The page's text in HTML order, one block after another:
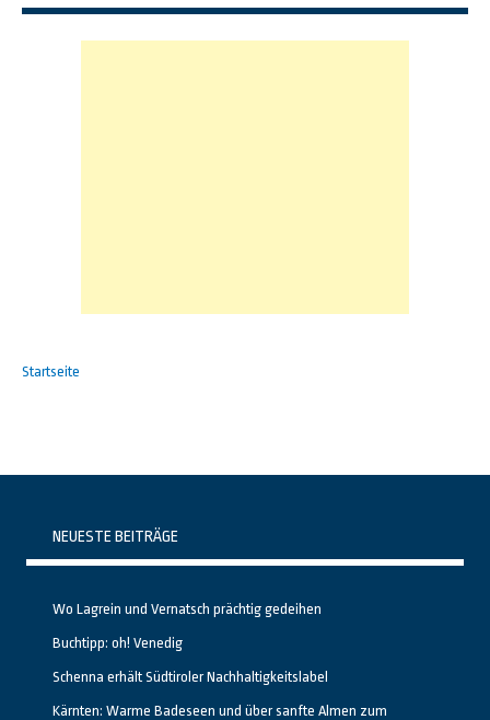
Startseite
NEUESTE BEITRÄGE
Wo Lagrein und Vernatsch prächtig gedeihen
Buchtipp: oh! Venedig
Schenna erhält Südtiroler Nachhaltigkeitslabel
Kärnten: Warme Badeseen und über sanfte Almen zum